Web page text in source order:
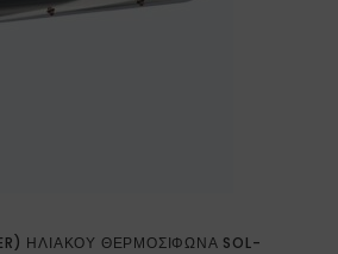
ΗΛΙΑΚΟΎ ΘΕΡΜΟΣΊΦΩΝΑ SOL-